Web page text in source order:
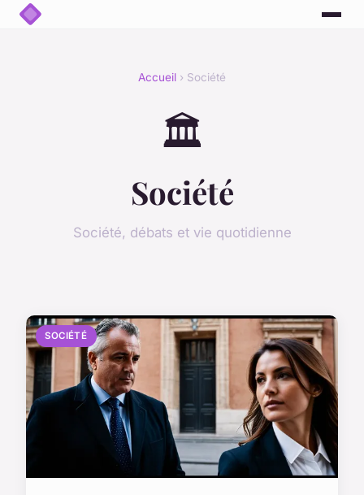
Accueil › Société
🏛️
Société
Société, débats et vie quotidienne
SOCIÉTÉ